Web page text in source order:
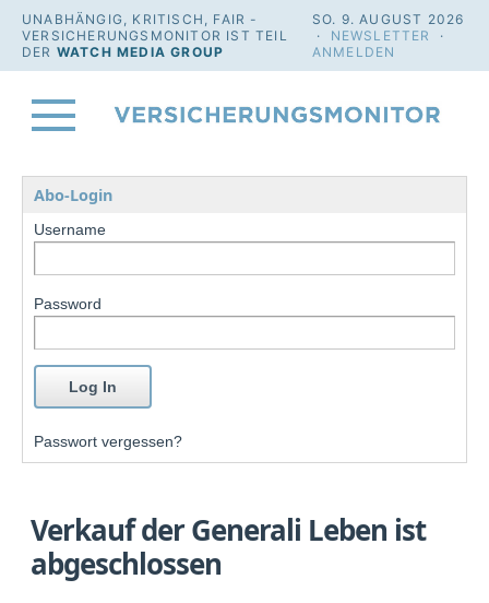
UNABHÄNGIG, KRITISCH, FAIR -
VERSICHERUNGSMONITOR IST TEIL
DER WATCH MEDIA GROUP
SO. 9. AUGUST 2026
· NEWSLETTER
·
ANMELDEN
Abo-Login
Username
Password
Passwort vergessen?
Verkauf der Generali Leben ist
abgeschlossen